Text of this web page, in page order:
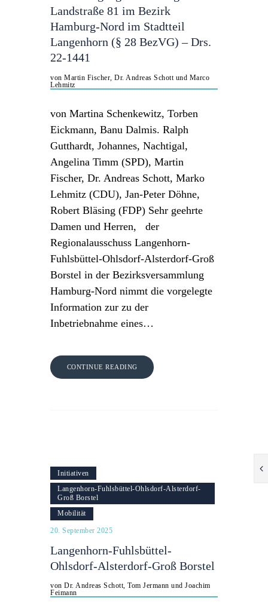
Landstraße 81 im Bezirk
Hamburg-Nord im Stadtteil
Langenhorn (§ 28 BezVG) – Drs.
22-1441
von Martin Fischer, Dr. Andreas Schott und Marco
Lehmitz
von Martina Schenkewitz, Torben
Eickmann, Banu Dalmis. Ralph
Gutthardt, Johannes, Nachtigal,
Angelina Timm (SPD), Martin
Fischer, Dr. Andreas Schott, Marko
Lehmitz (CDU), Jan-Peter Döhne,
Robert Bläsing (FDP) Sehr geehrte
Damen und Herren, der
Regionalausschuss Langenhorn-
Fuhlsbüttel-Ohlsdorf-Alsterdorf-Groß
Borstel in der Bezirksversammlung
Hamburg-Nord nimmt die vorgelegte
Information zur zu der
Inbetriebnahme eines…
CONTINUE READING
Initiativen
Langenhorn-Fuhlsbüttel-Ohlsdorf-Alsterdorf-
Groß Borstel
Mobilität
20. September 2025
Langenhorn-Fuhlsbüttel-
Ohlsdorf-Alsterdorf-Groß Borstel
von Dr. Andreas Schott, Tom Jermann und Joachim
Feimann